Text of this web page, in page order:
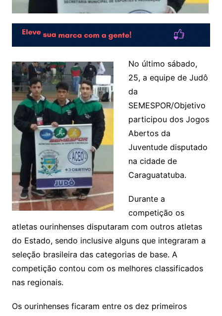
No último sábado,
25, a equipe de Judô
da
SEMESPOR/Objetivo
participou dos Jogos
Abertos da
Juventude disputado
na cidade de
Caraguatatuba.
Durante a
competição os
atletas ourinhenses disputaram com outros atletas
do Estado, sendo inclusive alguns que integraram a
seleção brasileira das categorias de base. A
competição contou com os melhores classificados
nas regionais.
Os ourinhenses ficaram entre os dez primeiros